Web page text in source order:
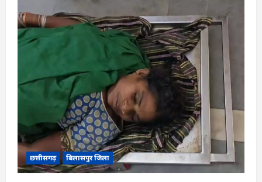
छत्तीसगढ़ बिलासपुर जिला